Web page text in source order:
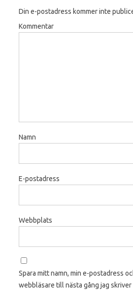
Din e-postadress kommer inte
Kommentar
Namn
E-postadress
Webbplats
Spara mitt namn, min e-postadress
webbläsare till nästa gång jag skriver